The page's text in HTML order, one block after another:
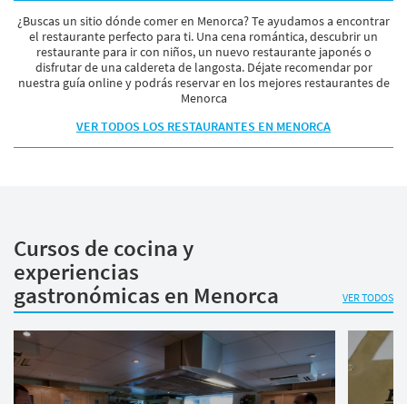
¿Buscas un sitio dónde comer en Menorca? Te ayudamos a encontrar
el restaurante perfecto para ti. Una cena romántica, descubrir un
restaurante para ir con niños, un nuevo restaurante japonés o
disfrutar de una caldereta de langosta. Déjate recomendar por
nuestra guía online y podrás reservar en los mejores restaurantes de
Menorca
VER TODOS LOS RESTAURANTES EN MENORCA
Cursos de cocina y
experiencias
gastronómicas en Menorca
VER TODOS